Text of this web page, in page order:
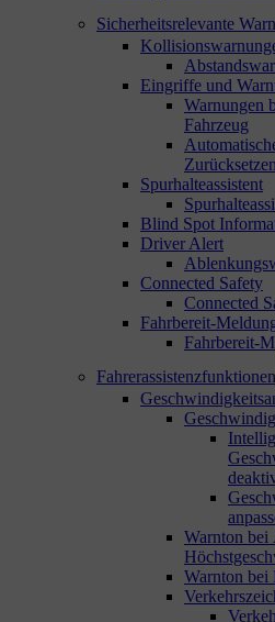
Sicherheitsrelevante
Eingriffe und
Warnungen
Fahrzeug
Spurhalteassistent
Blind Spot
Driver Alert
Connected Safety
Connected
Fahrbereit-
Fahrbereit-
Fahrerassistenzfunktionen
Warnton bei
Warnton bei